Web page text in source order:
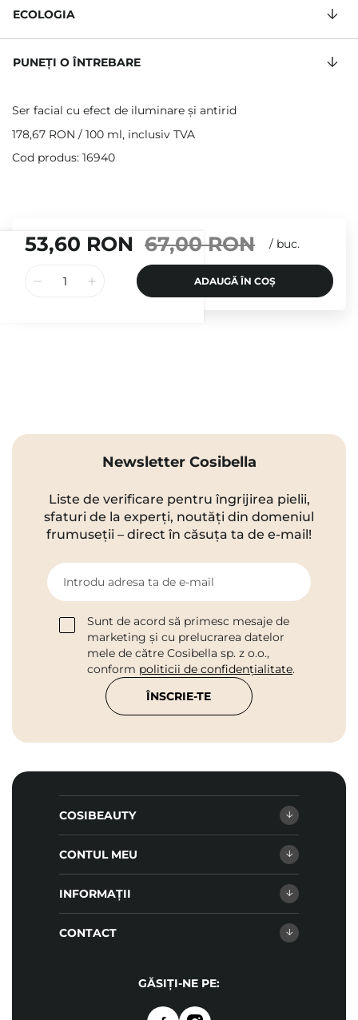
53,60 RON 67,00 RON / buc.
ADAUGĂ ÎN COȘ
ECOLOGIA
PUNEȚI O ÎNTREBARE
Ser facial cu efect de iluminare și antirid
178,67 RON / 100 ml, inclusiv TVA
Cod produs: 16940
Newsletter Cosibella
Liste de verificare pentru îngrijirea pielii,
sfaturi de la experți, noutăți din domeniul
frumuseții – direct în căsuța ta de e-mail!
Introdu adresa ta de e-mail
Sunt de acord să primesc mesaje de
marketing și cu prelucrarea datelor
mele de către Cosibella sp. z o.o.,
conform politicii de confidențialitate.
ÎNSCRIE-TE
COSIBEAUTY
CONTUL MEU
INFORMAȚII
CONTACT
GĂSIȚI-NE PE: